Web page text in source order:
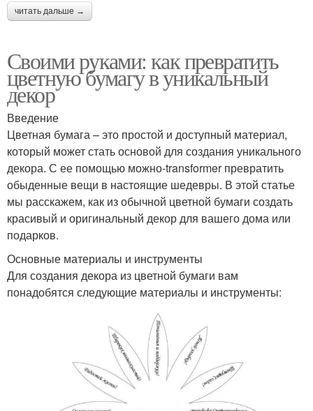
читать дальше →
Своими руками: как превратить
цветную бумагу в уникальный
декор
Введение
Цветная бумага – это простой и доступный материал,
который может стать основой для создания уникального
декора. С ее помощью можно-transformer превратить
обыденные вещи в настоящие шедевры. В этой статье
мы расскажем, как из обычной цветной бумаги создать
красивый и оригинальный декор для вашего дома или
подарков.
Основные материалы и инструменты
Для создания декора из цветной бумаги вам
понадобятся следующие материалы и инструменты: